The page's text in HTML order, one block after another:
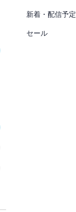
新着・配信予定
セール